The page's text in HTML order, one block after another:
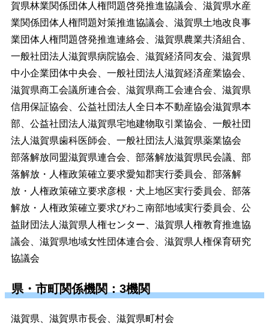
賀県林業関係団体人権問題啓発推進協議会、滋賀県水産
業関係団体人権問題対策推進協議会、滋賀県土地改良事
業団体人権問題啓発推進連絡会、滋賀県農業共済組合、
一般社団法人滋賀県病院協会、滋賀経済同友会、滋賀県
中小企業団体中央会、一般社団法人滋賀経済産業協会、
滋賀県商工会議所連合会、滋賀県商工会連合会、滋賀県
信用保証協会、公益社団法人全日本不動産協会滋賀県本
部、公益社団法人滋賀県宅地建物取引業協会、一般社団
法人滋賀県歯科医師会、一般社団法人滋賀県薬業協会
部落解放同盟滋賀県連合会、部落解放滋賀県民会議、部
落解放・人権政策確立要求愛知郡実行委員会、部落解
放・人権政策確立要求彦根・犬上地区実行委員会、部落
解放・人権政策確立要求びわこ南部地域実行委員会、公
益財団法人滋賀県人権センター、滋賀県人権教育推進協
議会、滋賀県地域女性団体連合会、滋賀県人権保育研究
協議会
県・市町関係機関：3機関
滋賀県、滋賀県市長会、滋賀県町村会